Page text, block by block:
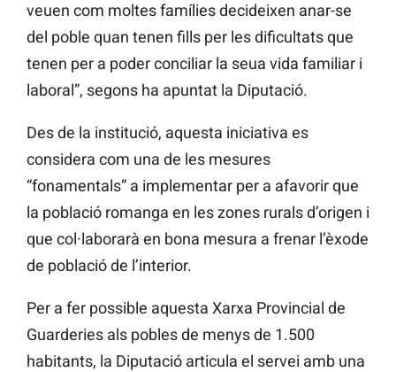
veuen com moltes famílies decideixen anar-se
del poble quan tenen fills per les dificultats que
tenen per a poder conciliar la seua vida familiar i
laboral”, segons ha apuntat la Diputació.
Des de la institució, aquesta iniciativa es
considera com una de les mesures
“fonamentals” a implementar per a afavorir que
la població romanga en les zones rurals d’origen i
que col·laborarà en bona mesura a frenar l’èxode
de població de l’interior.
Per a fer possible aquesta Xarxa Provincial de
Guarderies als pobles de menys de 1.500
habitants, la Diputació articula el servei amb una